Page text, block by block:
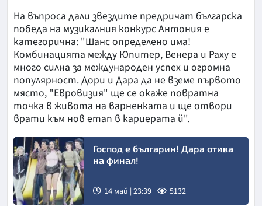
На въпроса дали звездите предричат българска
победа на музикалния конкурс Антония е
категорична: "Шанс определено има!
Комбинацията между Юпитер, Венера и Раху е
много силна за международен успех и огромна
популярност. Дори и Дара да не вземе първото
място, "Евровизия" ще се окаже повратна
точка в живота на варненката и ще отвори
врати към нов етап в кариерата й".
Господ е българин! Дара отива
на финал!
14 май | 23:39 5132